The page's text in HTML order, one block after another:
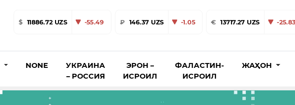
$ 11886.72 UZS -55.49 ₽ 146.37 UZS -1.05 € 13717.27 UZS -25.83
NONE
УКРАИНА
– РОССИЯ
ЭРОН –
ИСРОИЛ
ФАЛАСТИН-
ИСРОИЛ
ЖАҲОН